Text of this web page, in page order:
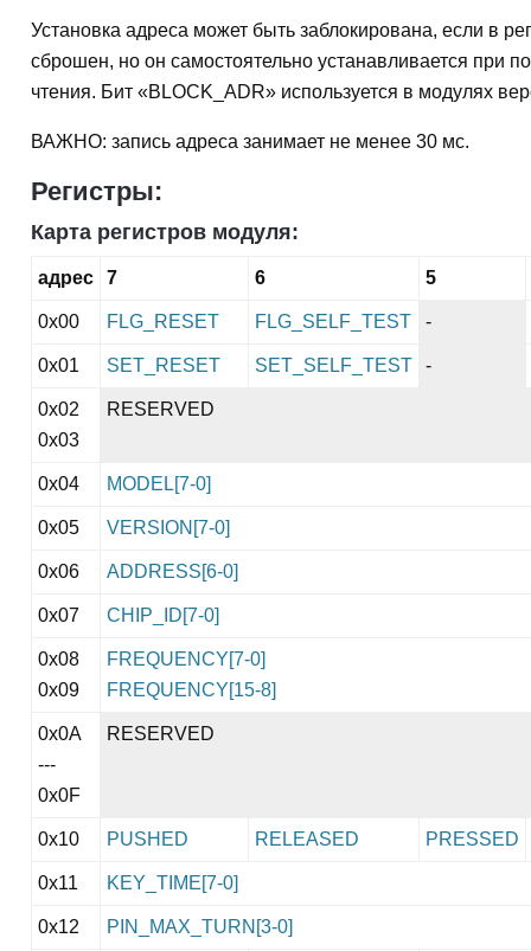
Установка адреса может быть заблокирована, если в
сброшен, но он самостоятельно устанавливается при
чтения. Бит «BLOCK_ADR» используется в модулях
ВАЖНО: запись адреса занимает не менее 30 мс.
Регистры:
Карта регистров модуля:
адрес 7 6 5
0x00 FLG_RESET FLG_SELF_TEST -
0x01 SET_RESET SET_SELF_TEST -
0x02
0x03
RESERVED
0x04 MODEL[7-0]
0x05 VERSION[7-0]
0x06 ADDRESS[6-0]
0x07 CHIP_ID[7-0]
0x08
0x09
FREQUENCY[7-0]
FREQUENCY[15-8]
0x0A
---
0x0F
RESERVED
0x10 PUSHED RELEASED PRESSED
0x11 KEY_TIME[7-0]
0x12 PIN_MAX_TURN[3-0]